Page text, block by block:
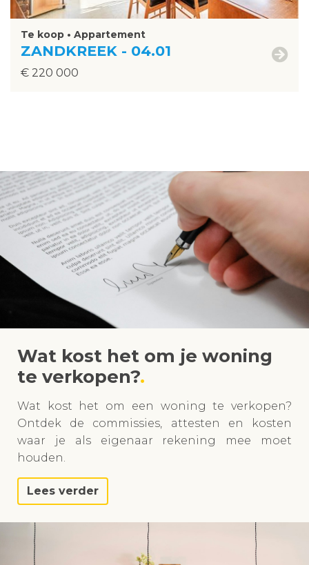
Te koop • Appartement
ZANDKREEK - 04.01
€ 220 000
Wat kost het om je woning
te verkopen?
Wat kost het om een woning te verkopen?
Ontdek de commissies, attesten en kosten
waar je als eigenaar rekening mee moet
houden.
Lees verder